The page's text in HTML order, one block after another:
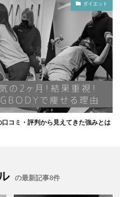
ダイエット
コミ・評判から見えてきた強みとは
の最新記事8件